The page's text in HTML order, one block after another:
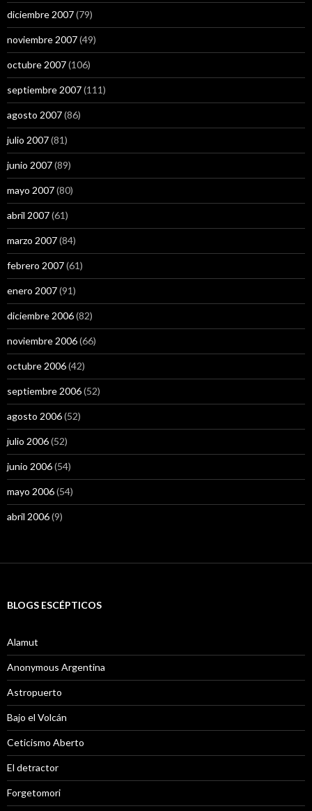
diciembre 2007(79)
noviembre 2007(49)
octubre 2007(106)
septiembre 2007(111)
agosto 2007(86)
julio 2007(81)
junio 2007(89)
mayo 2007(80)
abril 2007(61)
marzo 2007(84)
febrero 2007(61)
enero 2007(91)
diciembre 2006(82)
noviembre 2006(66)
octubre 2006(42)
septiembre 2006(52)
agosto 2006(52)
julio 2006(52)
junio 2006(54)
mayo 2006(54)
abril 2006(9)
BLOGS ESCÉPTICOS
Alamut
Anonymous Argentina
Astropuerto
Bajo el Volcán
Ceticismo Aberto
El detractor
Forgetomori